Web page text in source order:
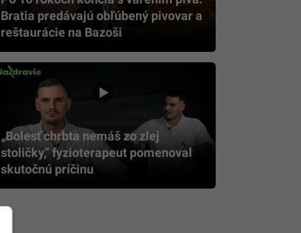
Bratia predávajú obľúbený pivovar a
reštaurácie na Bazoši
„Bolesť chrbta nemáš zo zlej
stoličky,” fyzioterapeut pomenoval
skutočnú príčinu